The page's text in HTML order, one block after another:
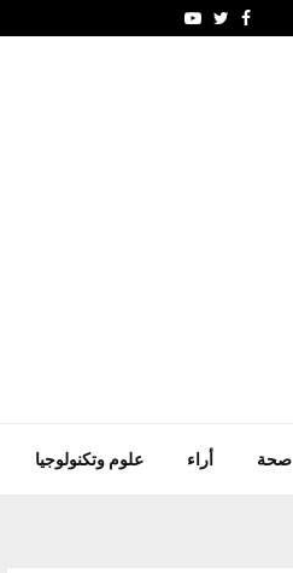
Facebook
Twitter
Youtube
صحة أراء علوم وتكنولوجيا